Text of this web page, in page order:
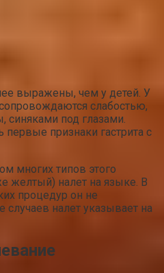
выражены, чем у детей. У
слабостью,
под глазами.
первые признаки гастрита с
многих типов этого
желтый) налет на языке. В
процедур он не
случаев налет указывает на